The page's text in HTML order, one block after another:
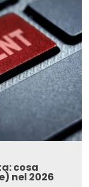
cosa
nel 2026